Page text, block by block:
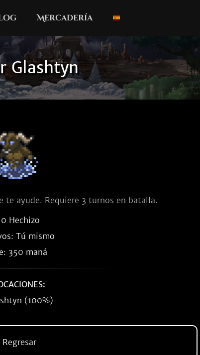
Mercadería
Glashtyn
te ayude. Requiere 3 turnos en batalla.
Hechizo
Tú mismo
350 maná
(100%)